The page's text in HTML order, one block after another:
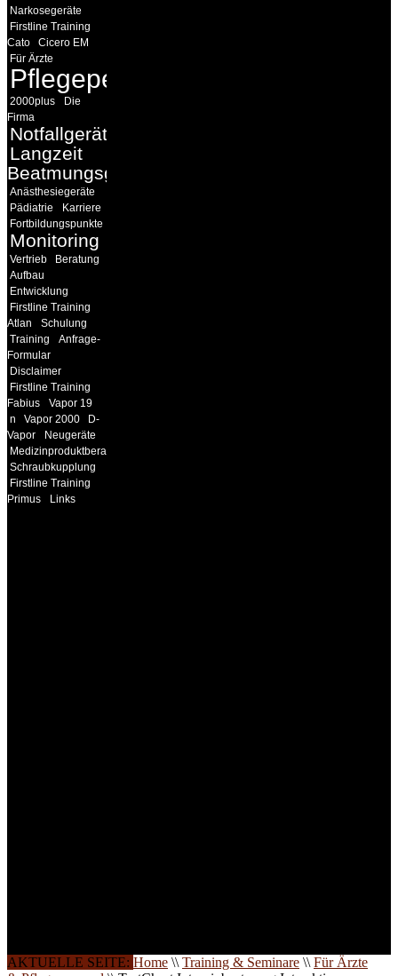
Narkosegeräte
Firstline Training
Cato
Cicero EM
Für Ärzte
Pflegepersonal
2000plus
Die
Firma
Notfallgeräte
Langzeit
Beatmungsgeräte
Anästhesiegeräte
Pädiatrie
Karriere
Fortbildungspunkte
Monitoring
Vertrieb
Beratung
Aufbau
Entwicklung
Firstline Training
Atlan
Schulung
Training
Anfrage-
Formular
Disclaimer
Firstline Training
Fabius
Vapor 19
n
Vapor 2000
D-
Vapor
Neugeräte
Medizinproduktberater
Schraubkupplung
Firstline Training
Primus
Links
AKTUELLE SEITE: Home \\ Training & Seminare \\ Für Ärzte